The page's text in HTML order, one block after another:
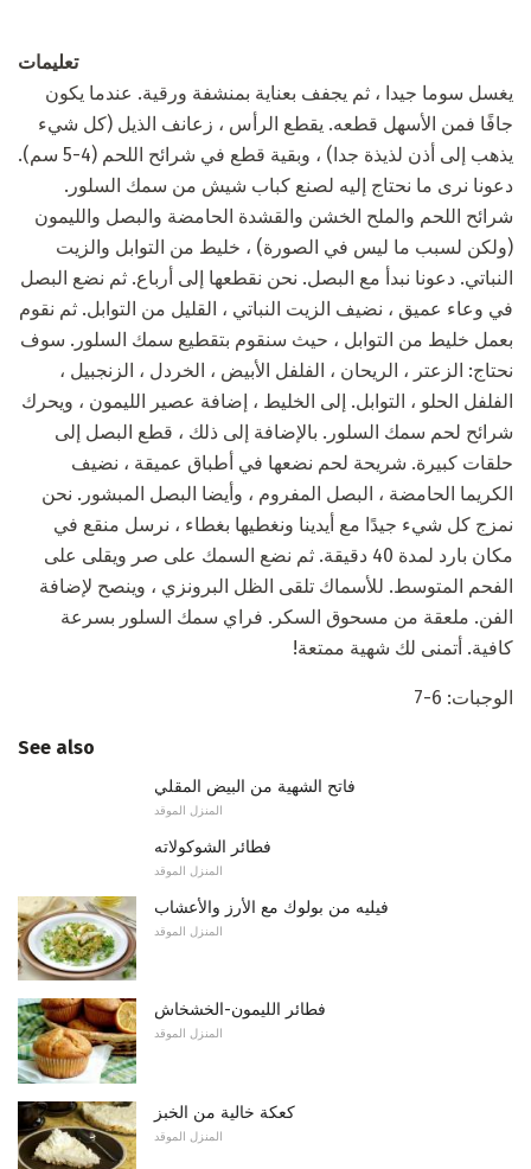
تعليمات
يغسل سوما جيدا ، ثم يجفف بعناية بمنشفة ورقية. عندما يكون
جافًا فمن الأسهل قطعه. يقطع الرأس ، زعانف الذيل (كل شيء
يذهب إلى أذن لذيذة جدا) ، وبقية قطع في شرائح اللحم (4-5 سم).
دعونا نرى ما نحتاج إليه لصنع كباب شيش من سمك السلور.
شرائح اللحم والملح الخشن والقشدة الحامضة والبصل والليمون
(ولكن لسبب ما ليس في الصورة) ، خليط من التوابل والزيت
النباتي. دعونا نبدأ مع البصل. نحن نقطعها إلى أرباع. ثم نضع البصل
في وعاء عميق ، نضيف الزيت النباتي ، القليل من التوابل. ثم نقوم
بعمل خليط من التوابل ، حيث سنقوم بتقطيع سمك السلور. سوف
نحتاج: الزعتر ، الريحان ، الفلفل الأبيض ، الخردل ، الزنجبيل ،
الفلفل الحلو ، التوابل. إلى الخليط ، إضافة عصير الليمون ، ويحرك
شرائح لحم سمك السلور. بالإضافة إلى ذلك ، قطع البصل إلى
حلقات كبيرة. شريحة لحم نضعها في أطباق عميقة ، نضيف
الكريما الحامضة ، البصل المفروم ، وأيضا البصل المبشور. نحن
نمزج كل شيء جيدًا مع أيدينا ونغطيها بغطاء ، نرسل منقع في
مكان بارد لمدة 40 دقيقة. ثم نضع السمك على صر ويقلى على
الفحم المتوسط. للأسماك تلقى الظل البرونزي ، وينصح لإضافة
الفن. ملعقة من مسحوق السكر. فراي سمك السلور بسرعة
كافية. أتمنى لك شهية ممتعة!
الوجبات: 6-7
See also
فاتح الشهية من البيض المقلي
المنزل الموقد
فطائر الشوكولاته
المنزل الموقد
فيليه من بولوك مع الأرز والأعشاب
المنزل الموقد
فطائر الليمون-الخشخاش
المنزل الموقد
كعكة خالية من الخبز
المنزل الموقد